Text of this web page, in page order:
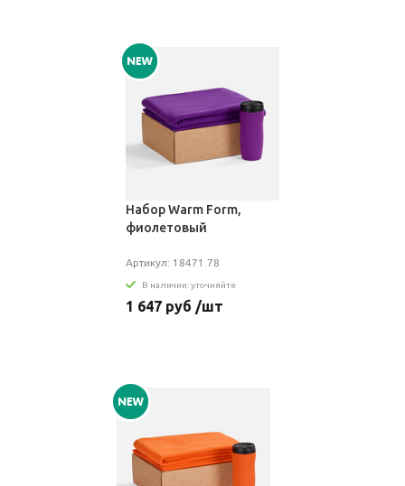
Набор Warm Form,
фиолетовый
Артикул: 18471.78
В наличии: уточняйте
1 647 руб /шт